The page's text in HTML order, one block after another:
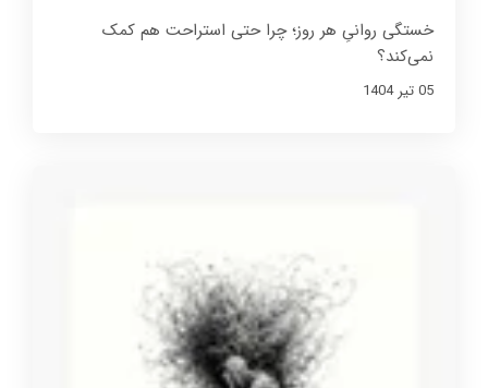
خستگی روانیِ هر روز؛ چرا حتی استراحت هم کمک
نمی‌کند؟
05 تير 1404